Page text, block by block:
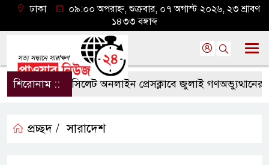
ঢাকা
০৯:০০ অপরাহ্ন, শুক্রবার, ০৭ অগাস্ট ২০২৬, ২৩ শ্রাবণ
১৪৩৩ বঙ্গাব্দ
শিরোনাম :: সিলেট অনলাইন প্রেসক্লাবে জুলাই গণঅভ্যুত্থানের
প্রচ্ছদ / সারাদেশ